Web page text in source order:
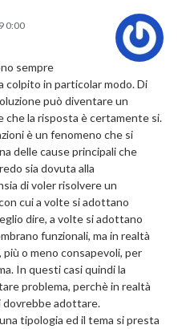
0:00
sempre
colpito in particolar modo. Di
può diventare un
che la risposta è certamente si.
è un fenomeno che si
delle cause principali che
sia dovuta alla
di voler risolvere un
cui a volte si adottano
dire, a volte si adottano
funzionali, ma in realtà
o meno consapevoli, per
In questi casi quindi la
problema, perchè in realtà
dovrebbe adottare.
tipologia ed il tema si presta